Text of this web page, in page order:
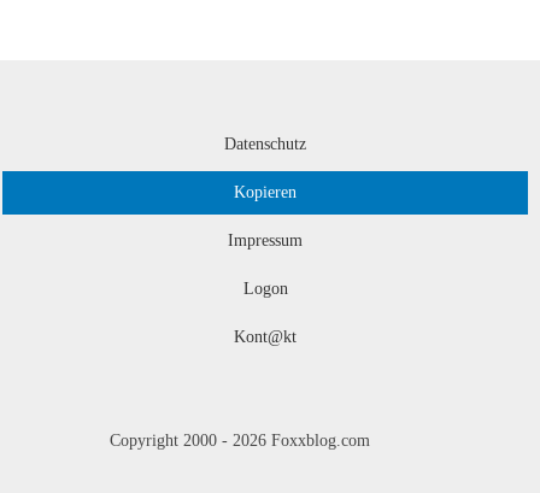
Datenschutz
Kopieren
Impressum
Logon
Kont@kt
Copyright 2000 - 2026 Foxxblog.com